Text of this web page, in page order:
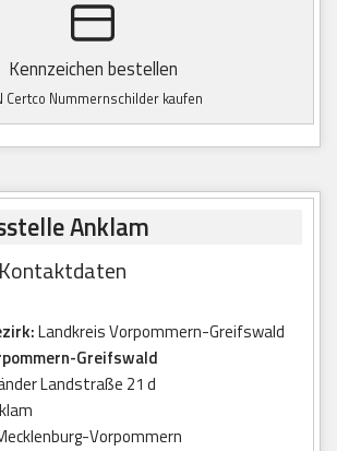
Kennzeichen bestellen
Certco Nummernschilder kaufen
Anklam
Landkreis Vorpommern-Greifswald
Greifswald
Landstraße 21 d
Vorpommern